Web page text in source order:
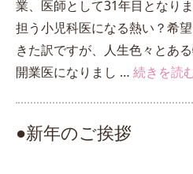
業、医師として31年目となり
担う小児科医になる熱い？希
きた訳ですが、人生色々とあ
開業医になりまし … 続きを読
●新年のご挨拶